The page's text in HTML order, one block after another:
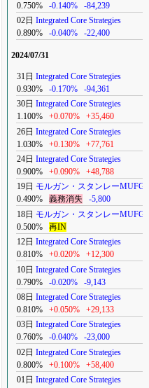
0.750%
-0.140% -84,239
02日 Integrated Core Strategies
0.890%
-0.040% -22,400
2024/07/31
31日 Integrated Core Strategies
0.930%
-0.170% -94,361
30日 Integrated Core Strategies
1.100%
+0.070% +35,460
26日 Integrated Core Strategies
1.030%
+0.130% +77,761
24日 Integrated Core Strategies
0.900%
+0.090% +48,788
19日 モルガン・スタンレーMUFG
0.490%
義務消失 -5,800
18日 モルガン・スタンレーMUFG
0.500%
再IN
12日 Integrated Core Strategies
0.810%
+0.020% +12,300
10日 Integrated Core Strategies
0.790%
-0.020% -9,143
08日 Integrated Core Strategies
0.810%
+0.050% +29,133
03日 Integrated Core Strategies
0.760%
-0.040% -23,000
02日 Integrated Core Strategies
0.800%
+0.100% +58,400
01日 Integrated Core Strategies